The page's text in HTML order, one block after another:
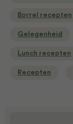
Borrel recepten
Gelegenheid
Lunch recepten
Recepten